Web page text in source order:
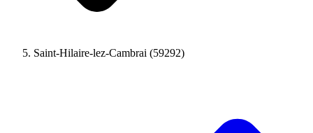
Saint-Hilaire-lez-Cambrai (59292)